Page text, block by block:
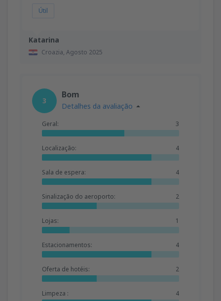
Katarina
Croazia, Agosto 2025
Útil
3
Bom
Detalhes da avaliação
Geral: 3
Localização: 4
Sala de espera: 4
Sinalização do aeroporto: 2
Lojas: 1
Estacionamentos: 4
Oferta de hotéis: 2
Limpeza : 4